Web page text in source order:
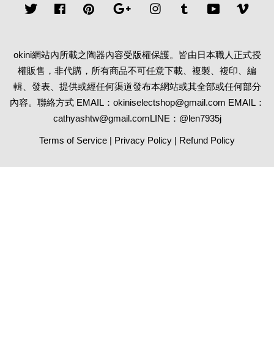
Twitter FacebookPinterest Google InstagramTumblr YouTube
okini網站內所載之陶器內容受版權保護。皆由日本職人正式授
權販售，非代購，所有商品不可任意下載、複製、複印、編
輯、發表、提供或經任何渠道發布本網站或其全部或任何部分
內容。聯絡方式 EMAIL：okiniselectshop@gmail.com EMAIL：
cathyashtw@gmail.comLINE：@len7935j
Terms of Service | Privacy Policy | Refund Policy